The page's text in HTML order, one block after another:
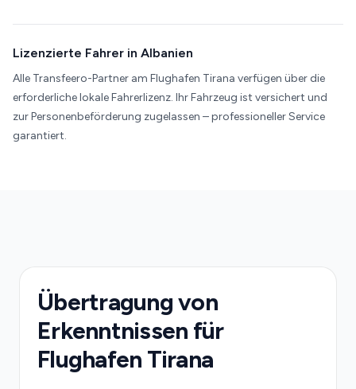
Lizenzierte Fahrer in Albanien
Alle Transfeero-Partner am Flughafen Tirana verfügen über die
erforderliche lokale Fahrerlizenz. Ihr Fahrzeug ist versichert und
zur Personenbeförderung zugelassen – professioneller Service
garantiert.
Übertragung von
Erkenntnissen für
Flughafen Tirana